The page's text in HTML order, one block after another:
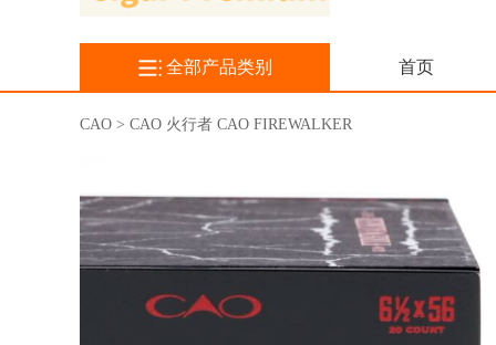
全部产品类别 首页
CAO > CAO 火行者 CAO FIREWALKER